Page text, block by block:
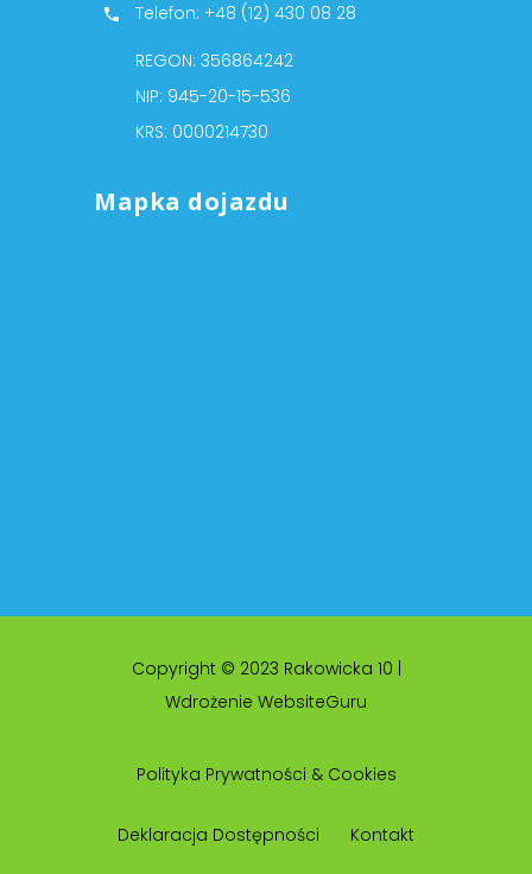
Telefon: +48 (12) 430 08 28
REGON: 356864242
NIP: 945-20-15-536
KRS: 0000214730
Mapka dojazdu
Copyright © 2023 Rakowicka 10 |
Wdrożenie WebsiteGuru
Polityka Prywatności & Cookies
Deklaracja Dostępności Kontakt